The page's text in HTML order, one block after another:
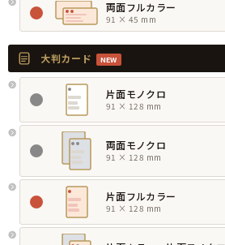
両面フルカラー
91 × 45 mm
大判カード NEW
片面モノクロ
91 × 128 mm
両面モノクロ
91 × 128 mm
片面フルカラー
91 × 128 mm